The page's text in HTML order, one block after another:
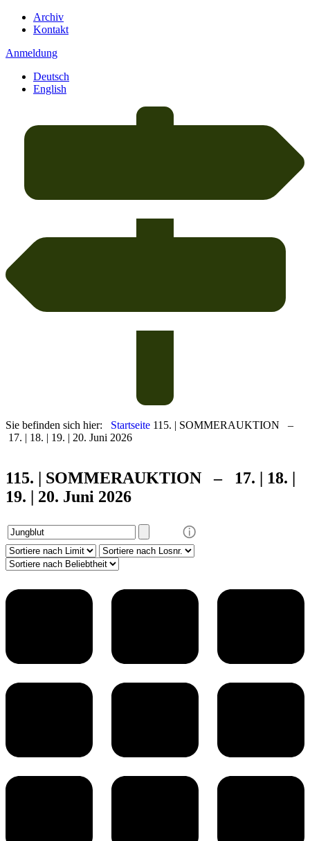
Archiv
Kontakt
Anmeldung
Deutsch
English
Sie befinden sich hier: Startseite 115. | SOMMERAUKTION –
17. | 18. | 19. | 20. Juni 2026
115. | SOMMERAUKTION – 17. | 18. |
19. | 20. Juni 2026